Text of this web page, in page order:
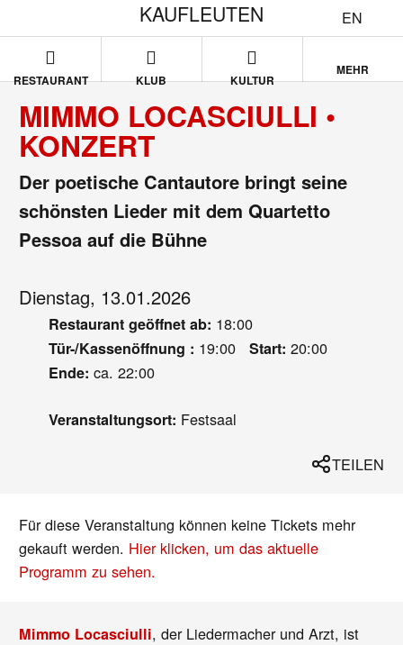
EN
KAUFLEUTEN
RESTAURANT KLUB KULTUR
MEHR
MIMMO LOCASCIULLI •
KONZERT
Der poetische Cantautore bringt seine
schönsten Lieder mit dem Quartetto
Pessoa auf die Bühne
Dienstag, 13.01.2026
Restaurant geöffnet ab: 18:00
Tür-/Kassenöffnung : 19:00 Start: 20:00
Ende: ca. 22:00
Veranstaltungsort: Festsaal
TEILEN
Für diese Veranstaltung können keine Tickets mehr
gekauft werden. Hier klicken, um das aktuelle
Programm zu sehen.
Mimmo Locasciulli, der Liedermacher und Arzt, ist